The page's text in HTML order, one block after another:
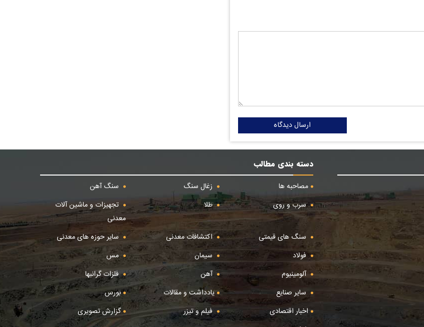
ارسال دیدگاه
دسته بندی مطالب
مصاحبه ها
زغال سنگ
سنگ آهن
سرب و روی
طلا
تجهیزات و ماشین آلات
معدنی
سنگ های قیمتی
اکتشافات معدنی
سایر حوزه های معدنی
فولاد
سیمان
مس
آلومینیوم
آهن
فلزات گرانبها
سایر صنایع
یادداشت و مقالات
بورس
اخبار اقتصادی
فیلم و تیزر
گزارش تصویری